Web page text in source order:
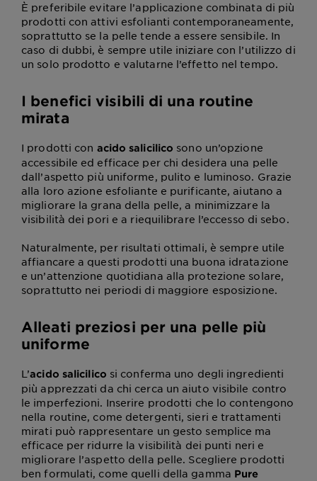
È preferibile evitare l’applicazione combinata di più
prodotti con attivi esfolianti contemporaneamente,
soprattutto se la pelle tende a essere sensibile. In
caso di dubbi, è sempre utile iniziare con l’utilizzo di
un solo prodotto e valutarne l’effetto nel tempo.
I benefici visibili di una routine
mirata
I prodotti con acido salicilico sono un’opzione
accessibile ed efficace per chi desidera una pelle
dall’aspetto più uniforme, pulito e luminoso. Grazie
alla loro azione esfoliante e purificante, aiutano a
migliorare la grana della pelle, a minimizzare la
visibilità dei pori e a riequilibrare l’eccesso di sebo.
Naturalmente, per risultati ottimali, è sempre utile
affiancare a questi prodotti una buona idratazione
e un’attenzione quotidiana alla protezione solare,
soprattutto nei periodi di maggiore esposizione.
Alleati preziosi per una pelle più
uniforme
L’acido salicilico si conferma uno degli ingredienti
più apprezzati da chi cerca un aiuto visibile contro
le imperfezioni. Inserire prodotti che lo contengono
nella routine, come detergenti, sieri e trattamenti
mirati può rappresentare un gesto semplice ma
efficace per ridurre la visibilità dei punti neri e
migliorare l’aspetto della pelle. Scegliere prodotti
ben formulati, come quelli della gamma Pure